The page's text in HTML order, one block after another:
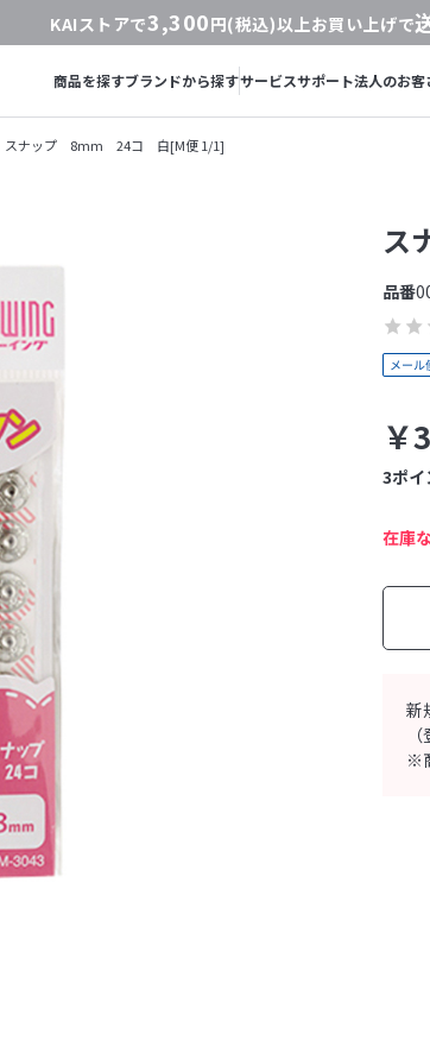
KAIストアで3,300円(税込)以上お買い上げで
商品を探すブランドから探すサービスサポート法人のお客
スナップ 8mm 24コ 白[M便 1/1]
ス
￥
品番
ポイ
3
在庫
新
※